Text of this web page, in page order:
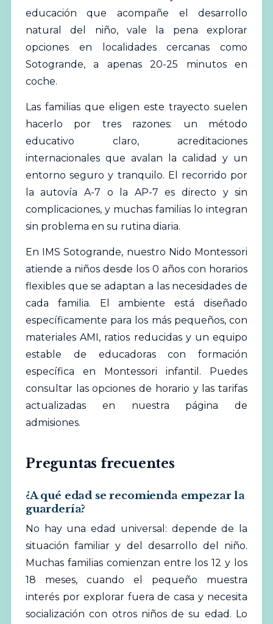
educación que acompañe el desarrollo
natural del niño, vale la pena explorar
opciones en localidades cercanas como
Sotogrande, a apenas 20-25 minutos en
coche.
Las familias que eligen este trayecto suelen
hacerlo por tres razones: un método
educativo claro, acreditaciones
internacionales que avalan la calidad y un
entorno seguro y tranquilo. El recorrido por
la autovía A-7 o la AP-7 es directo y sin
complicaciones, y muchas familias lo integran
sin problema en su rutina diaria.
En IMS Sotogrande, nuestro Nido Montessori
atiende a niños desde los 0 años con horarios
flexibles que se adaptan a las necesidades de
cada familia. El ambiente está diseñado
específicamente para los más pequeños, con
materiales AMI, ratios reducidas y un equipo
estable de educadoras con formación
específica en Montessori infantil. Puedes
consultar las opciones de horario y las tarifas
actualizadas en nuestra página de
admisiones.
Preguntas frecuentes
¿A qué edad se recomienda empezar la
guardería?
No hay una edad universal: depende de la
situación familiar y del desarrollo del niño.
Muchas familias comienzan entre los 12 y los
18 meses, cuando el pequeño muestra
interés por explorar fuera de casa y necesita
socialización con otros niños de su edad. Lo